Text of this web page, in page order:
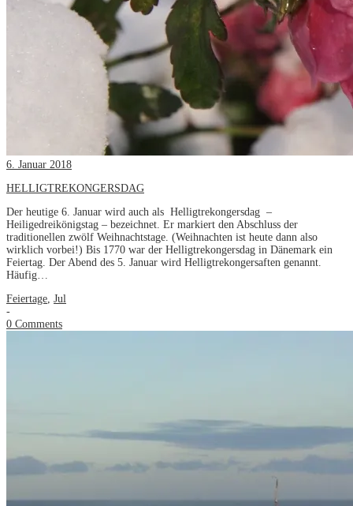
6. Januar 2018
HELLIGTREKONGERSDAG
Der heutige 6. Januar wird auch als Helligtrekongersdag –
Heiligedreikönigstag – bezeichnet. Er markiert den Abschluss der
traditionellen zwölf Weihnachtstage. (Weihnachten ist heute dann also
wirklich vorbei!) Bis 1770 war der Helligtrekongersdag in Dänemark ein
Feiertag. Der Abend des 5. Januar wird Helligtrekongersaften genannt.
Häufig…
Feiertage Jul
-
0 Comments